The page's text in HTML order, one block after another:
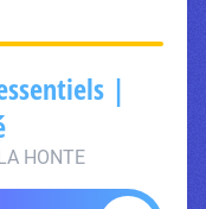
|
HONTE